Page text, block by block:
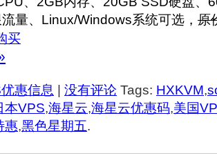
量、Linux/Windows系统可选， 原
买
惠信息 没有评论 Tags: HXKVM,
本VPS,海星云,海星云优惠码,美国
惠,黑色星期五.